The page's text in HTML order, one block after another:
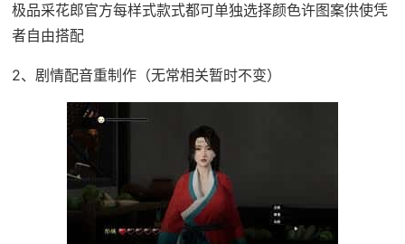
极品采花郎官方每样式款式都可单独选择颜色许图案供使凭
者自由搭配
2、剧情配音重制作（无常相关暂时不变）